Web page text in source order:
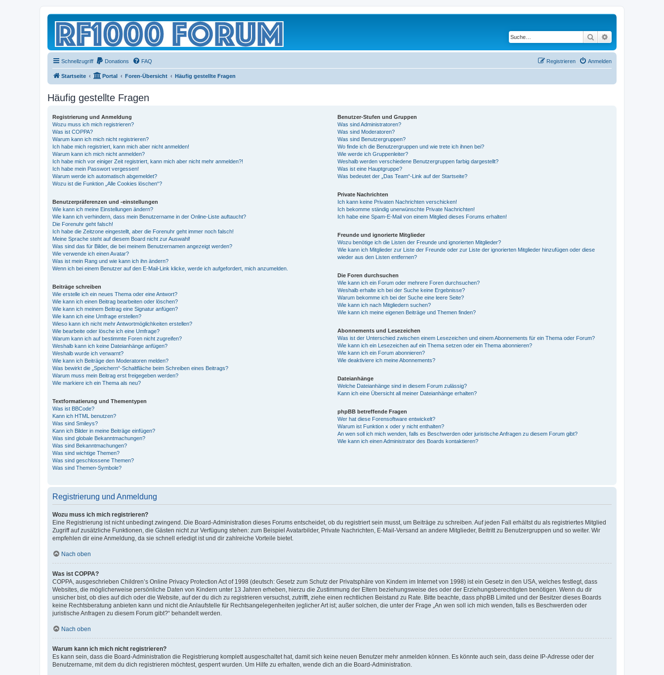
Suche
Schnellzugriff Donations FAQ Anmelden
Registrieren
Startseite Portal Foren-Übersicht Häufig gestellte Fragen
Häufig gestellte Fragen
Registrierung und Anmeldung
Wozu muss ich mich registrieren?
Was ist COPPA?
Warum kann ich mich nicht registrieren?
Ich habe mich registriert, kann mich aber nicht anmelden!
Warum kann ich mich nicht anmelden?
Ich habe mich vor einiger Zeit registriert, kann mich aber nicht mehr anmelden?!
Ich habe mein Passwort vergessen!
Warum werde ich automatisch abgemeldet?
Wozu ist die Funktion „Alle Cookies löschen“?
Benutzerpräferenzen und -einstellungen
Wie kann ich meine Einstellungen ändern?
Wie kann ich verhindern, dass mein Benutzername in der Online-Liste auftaucht?
Die Forenuhr geht falsch!
Ich habe die Zeitzone eingestellt, aber die Forenuhr geht immer noch falsch!
Meine Sprache steht auf diesem Board nicht zur Auswahl!
Was sind das für Bilder, die bei meinem Benutzernamen angezeigt werden?
Wie verwende ich einen Avatar?
Was ist mein Rang und wie kann ich ihn ändern?
Wenn ich bei einem Benutzer auf den E-Mail-Link klicke, werde ich aufgefordert, mich anzumelden.
Beiträge schreiben
Wie erstelle ich ein neues Thema oder eine Antwort?
Wie kann ich einen Beitrag bearbeiten oder löschen?
Wie kann ich meinem Beitrag eine Signatur anfügen?
Wie kann ich eine Umfrage erstellen?
Wieso kann ich nicht mehr Antwortmöglichkeiten erstellen?
Wie bearbeite oder lösche ich eine Umfrage?
Warum kann ich auf bestimmte Foren nicht zugreifen?
Weshalb kann ich keine Dateianhänge anfügen?
Weshalb wurde ich verwarnt?
Wie kann ich Beiträge den Moderatoren melden?
Was bewirkt die „Speichern“-Schaltfläche beim Schreiben eines Beitrags?
Warum muss mein Beitrag erst freigegeben werden?
Wie markiere ich ein Thema als neu?
Textformatierung und Thementypen
Was ist BBCode?
Kann ich HTML benutzen?
Was sind Smileys?
Kann ich Bilder in meine Beiträge einfügen?
Was sind globale Bekanntmachungen?
Was sind Bekanntmachungen?
Was sind wichtige Themen?
Was sind geschlossene Themen?
Was sind Themen-Symbole?
Benutzer-Stufen und Gruppen
Was sind Administratoren?
Was sind Moderatoren?
Was sind Benutzergruppen?
Wo finde ich die Benutzergruppen und wie trete ich ihnen bei?
Wie werde ich Gruppenleiter?
Weshalb werden verschiedene Benutzergruppen farbig dargestellt?
Was ist eine Hauptgruppe?
Was bedeutet der „Das Team“-Link auf der Startseite?
Private Nachrichten
Ich kann keine Privaten Nachrichten verschicken!
Ich bekomme ständig unerwünschte Private Nachrichten!
Ich habe eine Spam-E-Mail von einem Mitglied dieses Forums erhalten!
Freunde und ignorierte Mitglieder
Wozu benötige ich die Listen der Freunde und ignorierten Mitglieder?
Wie kann ich Mitglieder zur Liste der Freunde oder zur Liste der ignorierten Mitglieder hinzufügen oder diese
wieder aus den Listen entfernen?
Die Foren durchsuchen
Wie kann ich ein Forum oder mehrere Foren durchsuchen?
Weshalb erhalte ich bei der Suche keine Ergebnisse?
Warum bekomme ich bei der Suche eine leere Seite?
Wie kann ich nach Mitgliedern suchen?
Wie kann ich meine eigenen Beiträge und Themen finden?
Abonnements und Lesezeichen
Was ist der Unterschied zwischen einem Lesezeichen und einem Abonnements für ein Thema oder Forum?
Wie kann ich ein Lesezeichen auf ein Thema setzen oder ein Thema abonnieren?
Wie kann ich ein Forum abonnieren?
Wie deaktiviere ich meine Abonnements?
Dateianhänge
Welche Dateianhänge sind in diesem Forum zulässig?
Kann ich eine Übersicht all meiner Dateianhänge erhalten?
phpBB betreffende Fragen
Wer hat diese Forensoftware entwickelt?
Warum ist Funktion x oder y nicht enthalten?
An wen soll ich mich wenden, falls es Beschwerden oder juristische Anfragen zu diesem Forum gibt?
Wie kann ich einen Administrator des Boards kontaktieren?
Registrierung und Anmeldung
Wozu muss ich mich registrieren?
Eine Registrierung ist nicht unbedingt zwingend. Die Board-Administration dieses Forums entscheidet, ob du registriert sein musst, um Beiträge zu schreiben. Auf jeden Fall erhältst du als registriertes Mitglied
Zugriff auf zusätzliche Funktionen, die Gästen nicht zur Verfügung stehen: zum Beispiel Avatarbilder, Private Nachrichten, E-Mail-Versand an andere Mitglieder, Beitritt zu Benutzergruppen und so weiter. Wir
empfehlen dir eine Anmeldung, da sie schnell erledigt ist und dir zahlreiche Vorteile bietet.
Nach oben
Was ist COPPA?
COPPA, ausgeschrieben Children’s Online Privacy Protection Act of 1998 (deutsch: Gesetz zum Schutz der Privatsphäre von Kindern im Internet von 1998) ist ein Gesetz in den USA, welches festlegt, dass
Websites, die möglicherweise persönliche Daten von Kindern unter 13 Jahren erheben, hierzu die Zustimmung der Eltern beziehungsweise des oder der Erziehungsberechtigten benötigen. Wenn du dir
unsicher bist, ob dies auf dich oder die Website, auf der du dich zu registrieren versuchst, zutrifft, ziehe einen rechtlichen Beistand zu Rate. Bitte beachte, dass phpBB Limited und der Besitzer dieses Boards
keine Rechtsberatung anbieten kann und nicht die Anlaufstelle für Rechtsangelegenheiten jeglicher Art ist; außer solchen, die unter der Frage „An wen soll ich mich wenden, falls es Beschwerden oder
juristische Anfragen zu diesem Forum gibt?“ behandelt werden.
Nach oben
Warum kann ich mich nicht registrieren?
Es kann sein, dass die Board-Administration die Registrierung komplett ausgeschaltet hat, damit sich keine neuen Benutzer mehr anmelden können. Es könnte auch sein, dass deine IP-Adresse oder der
Benutzername, mit dem du dich registrieren möchtest, gesperrt wurden. Um Hilfe zu erhalten, wende dich an die Board-Administration.